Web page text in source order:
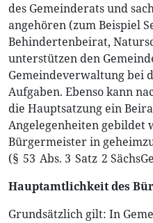
des Gemeinderats und
angehören (zum Beispiel
Behindertenbeirat,
unterstützen den
Gemeindeverwaltung bei
Aufgaben. Ebenso kann
die Hauptsatzung ein
Angelegenheiten gebildet
Bürgermeister in
(§ 53 Abs. 3 Satz 2
Hauptamtlichkeit des
Grundsätzlich gilt: In